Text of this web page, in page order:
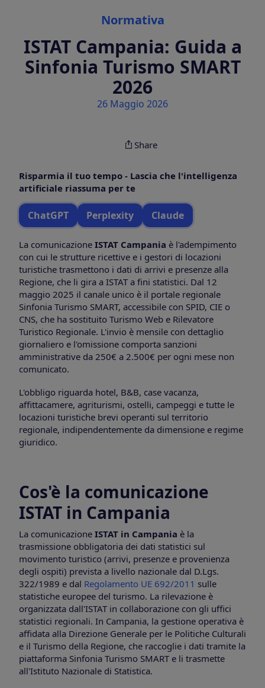
Normativa
ISTAT Campania: Guida a
Sinfonia Turismo SMART
2026
26 Maggio 2026
Share
Risparmia il tuo tempo - Lascia che l'intelligenza
artificiale riassuma per te
ChatGPT Perplexity Claude
La comunicazione ISTAT Campania è l'adempimento
con cui le strutture ricettive e i gestori di locazioni
turistiche trasmettono i dati di arrivi e presenze alla
Regione, che li gira a ISTAT a fini statistici. Dal 12
maggio 2025 il canale unico è il portale regionale
Sinfonia Turismo SMART, accessibile con SPID, CIE o
CNS, che ha sostituito Turismo Web e Rilevatore
Turistico Regionale. L'invio è mensile con dettaglio
giornaliero e l'omissione comporta sanzioni
amministrative da 250€ a 2.500€ per ogni mese non
comunicato.
L'obbligo riguarda hotel, B&B, case vacanza,
affittacamere, agriturismi, ostelli, campeggi e tutte le
locazioni turistiche brevi operanti sul territorio
regionale, indipendentemente da dimensione e regime
giuridico.
Cos'è la comunicazione
ISTAT in Campania
La comunicazione ISTAT in Campania è la
trasmissione obbligatoria dei dati statistici sul
movimento turistico (arrivi, presenze e provenienza
degli ospiti) prevista a livello nazionale dal D.Lgs.
322/1989 e dal Regolamento UE 692/2011 sulle
statistiche europee del turismo. La rilevazione è
organizzata dall'ISTAT in collaborazione con gli uffici
statistici regionali. In Campania, la gestione operativa è
affidata alla Direzione Generale per le Politiche Culturali
e il Turismo della Regione, che raccoglie i dati tramite la
piattaforma Sinfonia Turismo SMART e li trasmette
all'Istituto Nazionale di Statistica.